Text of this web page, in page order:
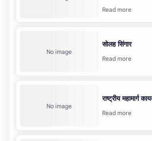
सोलह सिंगार
राष्‍ट्रीय महामार्ग